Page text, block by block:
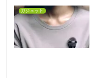
ガジェット